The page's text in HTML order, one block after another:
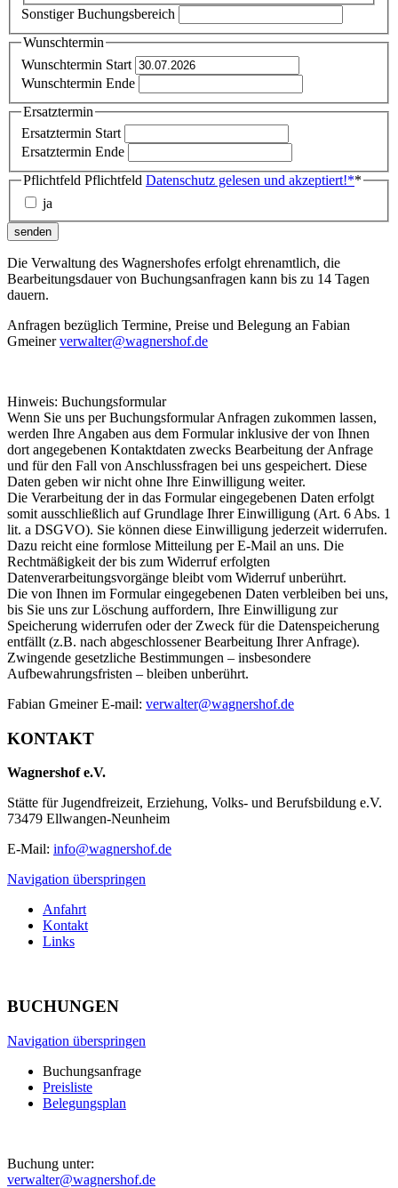
Sonstiger Buchungsbereich
Wunschtermin
Wunschtermin Start
Wunschtermin Ende
Ersatztermin
Ersatztermin Start
Ersatztermin Ende
Pflichtfeld Pflichtfeld Datenschutz gelesen und akzeptiert!**
ja
senden
Die Verwaltung des Wagnershofes erfolgt ehrenamtlich, die
Bearbeitungsdauer von Buchungsanfragen kann bis zu 14 Tagen
dauern.
Anfragen bezüglich Termine, Preise und Belegung an Fabian
Gmeinerverwalter@wagnershof.de
Hinweis: Buchungsformular
Wenn Sie uns per Buchungsformular Anfragen zukommen lassen,
werden Ihre Angaben aus dem Formular inklusive der von Ihnen
dort angegebenen Kontaktdaten zwecks Bearbeitung der Anfrage
und für den Fall von Anschlussfragen bei uns gespeichert. Diese
Daten geben wir nicht ohne Ihre Einwilligung weiter.
Die Verarbeitung der in das Formular eingegebenen Daten erfolgt
somit ausschließlich auf Grundlage Ihrer Einwilligung (Art. 6 Abs. 1
lit. a DSGVO). Sie können diese Einwilligung jederzeit widerrufen.
Dazu reicht eine formlose Mitteilung per E-Mail an uns. Die
Rechtmäßigkeit der bis zum Widerruf erfolgten
Datenverarbeitungsvorgänge bleibt vom Widerruf unberührt.
Die von Ihnen im Formular eingegebenen Daten verbleiben bei uns,
bis Sie uns zur Löschung auffordern, Ihre Einwilligung zur
Speicherung widerrufen oder der Zweck für die Datenspeicherung
entfällt (z.B. nach abgeschlossener Bearbeitung Ihrer Anfrage).
Zwingende gesetzliche Bestimmungen – insbesondere
Aufbewahrungsfristen – bleiben unberührt.
Fabian Gmeiner E-mail: verwalter@wagnershof.de
KONTAKT
Wagnershof e.V.
Stätte für Jugendfreizeit, Erziehung, Volks- und Berufsbildung e.V.
73479 Ellwangen-Neunheim
E-Mail: info@wagnershof.de
Navigation überspringen
Anfahrt
Kontakt
Links
BUCHUNGEN
Navigation überspringen
Buchungsanfrage
Preisliste
Belegungsplan
Buchung unter:
verwalter@wagnershof.de